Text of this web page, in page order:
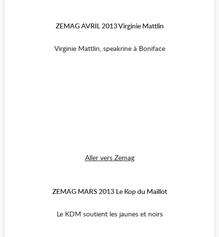
ZEMAG AVRIL 2013 Virginie Mattlin
Virginie Mattlin, speakrine à Boniface
Aller vers Zemag
ZEMAG MARS 2013 Le Kop du Maillot
Le KDM soutient les jaunes et noirs